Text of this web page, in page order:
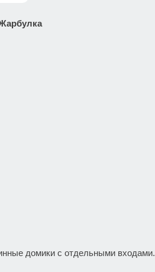
домики с отдельными входами.